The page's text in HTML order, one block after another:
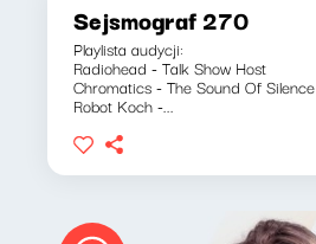
Sejsmograf 270
Playlista audycji:
Radiohead - Talk Show Host
Chromatics - The Sound Of Silence
Robot Koch -...